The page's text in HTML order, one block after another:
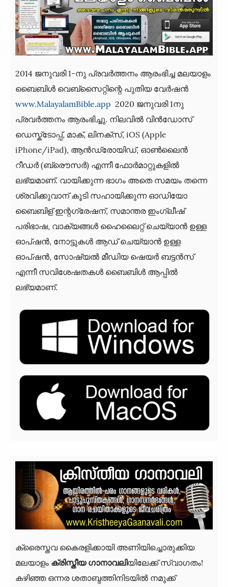
2014 ജനുവരി 1-നു പ്രവര്‍ത്തനം ആരംഭിച്ച മലയാളം
ബൈബിൾ വെബ്സൈറ്റിന്റെ പുതിയ വേർഷൻ
www.MalayalamBible.app 2020 ജനുവരി 1നു
പ്രവർത്തനം ആരംഭിച്ചു. നിലവില്‍ വിന്‍ഡോസ്‌
ഡെസ്ക്ടോപ്പ്, മാക്, ലിനക്സ്, iOS (Apple
iPhone/iPad), ആന്‍ഡ്രോയിഡ്, ഓണ്‍ലൈന്‍
റീഡര്‍ (ബ്രൌസര്‍) എന്നീ ഫോര്‍മാറ്റുകളില്‍
ലഭ്യമാണ്. വായിക്കുന്ന ഭാഗം അതെ സമയം തന്നെ
ശ്രവിക്കുവാന് കൂടി സഹായിക്കുന്ന ഓഡിയോ
ബൈബിള് ഇന്റഗ്രേഷന്, സമാന്തര ഇംഗ്ലീഷ്
പരിഭാഷ, വാക്യങ്ങള്‍ ഹൈലൈറ്റ് ചെയ്യാന്‍ ഉള്ള
ഓപ്ഷന്‍, നോട്ടുകള്‍ ആഡ് ചെയ്യാന്‍ ഉള്ള
ഓപ്ഷന്‍, സോഷ്യല്‍ മീഡിയ ഷെയര്‍ ബട്ടന്‍സ്
എന്നീ സവിശേഷതകള്‍ ബൈബിൾ ആപ്പില്‍
ലഭ്യമാണ്.
ക്രൈസ്തവ കൈരളിക്കായി അണിയിച്ചൊരുക്കിയ
മലയാളം ക്രിസ്തീയ ഗാനാവലിയിലേക്ക് സ്വാഗതം!
കഴിഞ്ഞ ഒന്നര ശതാബ്ദത്തിനിടയിൽ നമുക്ക്